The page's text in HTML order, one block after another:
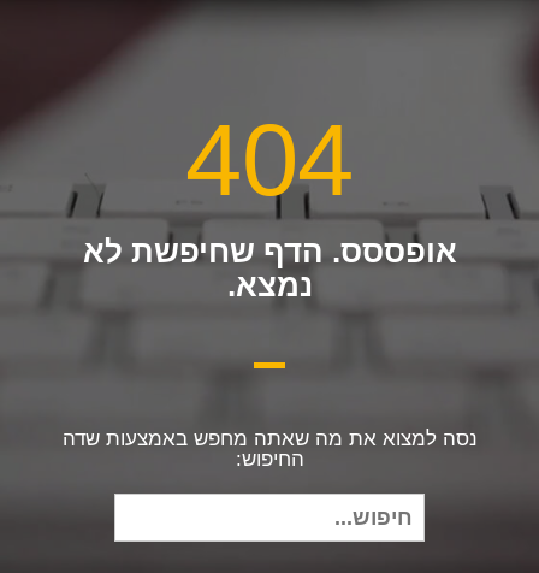
404
אופססס. הדף שחיפשת לא
נמצא.
נסה למצוא את מה שאתה מחפש באמצעות שדה
החיפוש:
חיפוש
עבור: